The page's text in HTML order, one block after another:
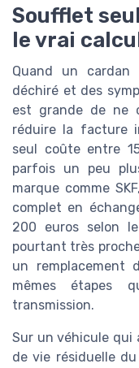
Soufflet
le vrai
Quand un
déchiré et des
est grande de ne
réduire la facture
seul coûte entre
parfois un peu
marque comme
complet en
200 euros selon
pourtant très
un remplacement
mêmes étapes
transmission.
Sur un véhicule qui
de vie résiduelle